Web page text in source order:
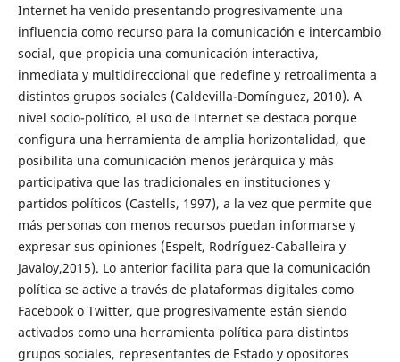
Internet ha venido presentando progresivamente una
influencia como recurso para la comunicación e intercambio
social, que propicia una comunicación interactiva,
inmediata y multidireccional que redefine y retroalimenta a
distintos grupos sociales (Caldevilla-Domínguez, 2010). A
nivel socio-político, el uso de Internet se destaca porque
configura una herramienta de amplia horizontalidad, que
posibilita una comunicación menos jerárquica y más
participativa que las tradicionales en instituciones y
partidos políticos (Castells, 1997), a la vez que permite que
más personas con menos recursos puedan informarse y
expresar sus opiniones (Espelt, Rodríguez-Caballeira y
Javaloy,2015). Lo anterior facilita para que la comunicación
política se active a través de plataformas digitales como
Facebook o Twitter, que progresivamente están siendo
activados como una herramienta política para distintos
grupos sociales, representantes de Estado y opositores